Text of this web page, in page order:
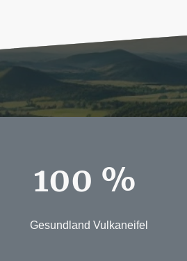
100 %
Gesundland Vulkaneifel